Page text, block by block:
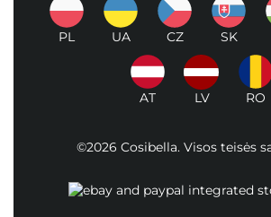
PL UA CZ SK
AT LV RO
©2026 Cosibella. Visos teisės